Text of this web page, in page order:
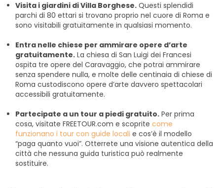
Visita i giardini di Villa Borghese. Questi splendidi
parchi di 80 ettari si trovano proprio nel cuore di Roma e
sono visitabili gratuitamente in qualsiasi momento.
Entra nelle chiese per ammirare opere d’arte
gratuitamente. La chiesa di San Luigi dei Francesi
ospita tre opere del Caravaggio, che potrai ammirare
senza spendere nulla, e molte delle centinaia di chiese di
Roma custodiscono opere d’arte davvero spettacolari
accessibili gratuitamente.
Partecipate a un tour a piedi gratuito. Per prima
cosa, visitate FREETOUR.com e scoprite come
funzionano i tour con guide locali e cos’è il modello
“paga quanto vuoi”. Otterrete una visione autentica della
città che nessuna guida turistica può realmente
sostituire.